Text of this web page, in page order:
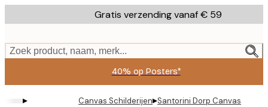
to
content.
Gratis verzending vanaf € 59
Zoek product, naam, merk...
40% op Posters*
▸ Canvas Schilderijen▸Santorini Dorp Canvas